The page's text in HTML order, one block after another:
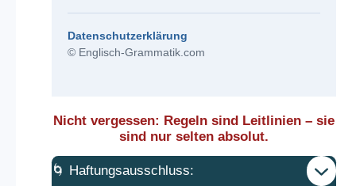
Datenschutzerklärung
© Englisch-Grammatik.com
Nicht vergessen: Regeln sind Leitlinien – sie
sind nur selten absolut.
🌀 Haftungsausschluss: